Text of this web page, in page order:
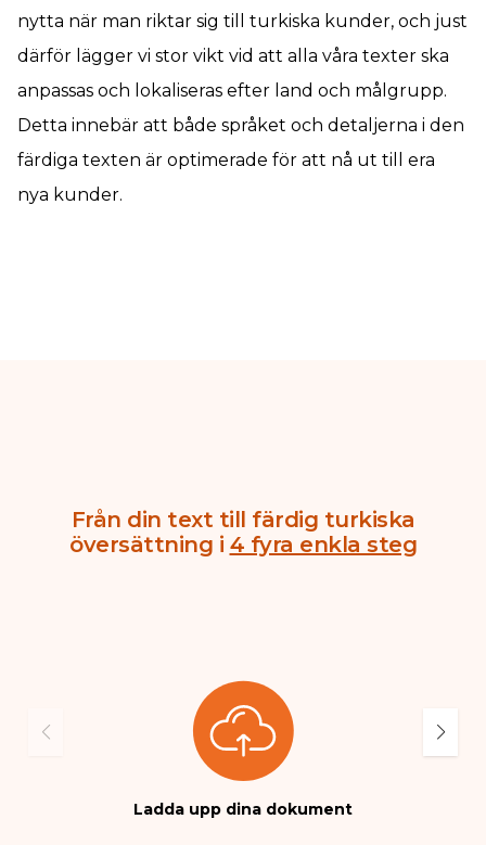
nytta när man riktar sig till turkiska kunder, och just
därför lägger vi stor vikt vid att alla våra texter ska
anpassas och lokaliseras efter land och målgrupp.
Detta innebär att både språket och detaljerna i den
färdiga texten är optimerade för att nå ut till era
nya kunder.
Från din text till färdig turkiska
översättning i 4 fyra enkla steg
Ladda upp dina dokument